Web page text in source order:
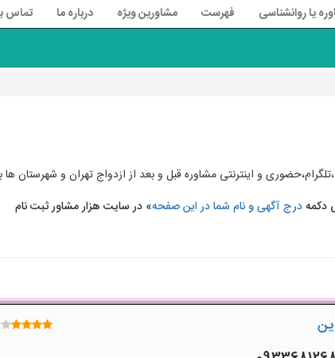
یا روانشناسی فهرست مشاورین ویژه درباره ما تماس
و اینترنتی مشاوره قبل و بعد از ازدواج تهران و شهرستان
دکمهدرج آگهی و نام شما در این صفحه» در سایت هزار مشاور ثبت نام